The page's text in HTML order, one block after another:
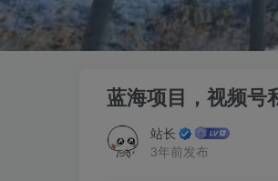
蓝海项目，视频号
站长
3年前发布